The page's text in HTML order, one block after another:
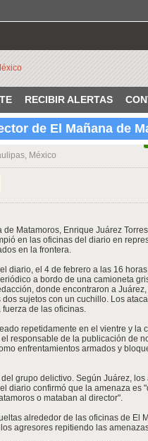
RECIBIR ALERTAS
de El Mañana de
México
Matamoros, Enrique Juárez
en las oficinas del diario en
en la frontera.
diario, el 4 de febrero a las 16
a bordo de una camioneta
donde encontraron a
sujetos con un cuchillo. Los
de las oficinas.
repetidamente en el vientre y la
responsable de la publicación de
enfrentamientos armados y
grupo delictivo. Según Juárez, los
diario confirmó que la amenaza es
o mataban al director".
alrededor de las oficinas de El
agresores repitiendo las